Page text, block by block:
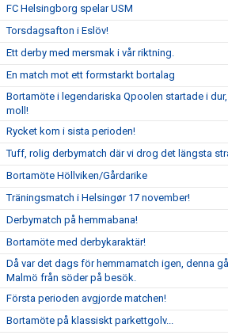
FC Helsingborg spelar USM
Torsdagsafton i Eslöv!
Ett derby med mersmak i vår riktning.
En match mot ett formstarkt bortalag
Bortamöte i legendariska Qpoolen startade i
moll!
Rycket kom i sista perioden!
Tuff, rolig derbymatch där vi drog det längsta
Bortamöte Höllviken/Gårdarike
Träningsmatch i Helsingør 17 november!
Derbymatch på hemmabana!
Bortamöte med derbykaraktär!
Då var det dags för hemmamatch igen, denna
Malmö från söder på besök.
Första perioden avgjorde matchen!
Bortamöte på klassiskt parkettgolv...